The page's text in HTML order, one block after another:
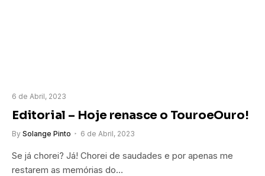
6 de Abril, 2023
Editorial – Hoje renasce o TouroeOuro!
By Solange Pinto 6 de Abril, 2023
Se já chorei? Já! Chorei de saudades e por apenas me
restarem as memórias do…